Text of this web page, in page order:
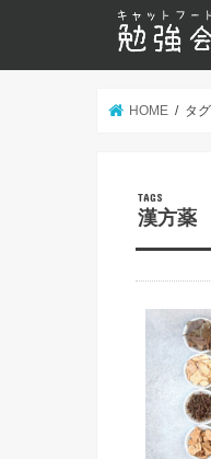
HOME タ
漢方薬